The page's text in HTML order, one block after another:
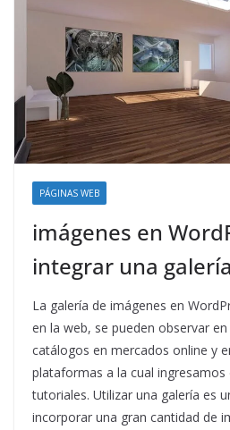
PÁGINAS WEB
imágenes en
integrar una
La galería de imágenes en
en la web, se pueden observar
catálogos en mercados online y
plataformas a la cual
tutoriales. Utilizar una galería es
incorporar una gran cantidad de